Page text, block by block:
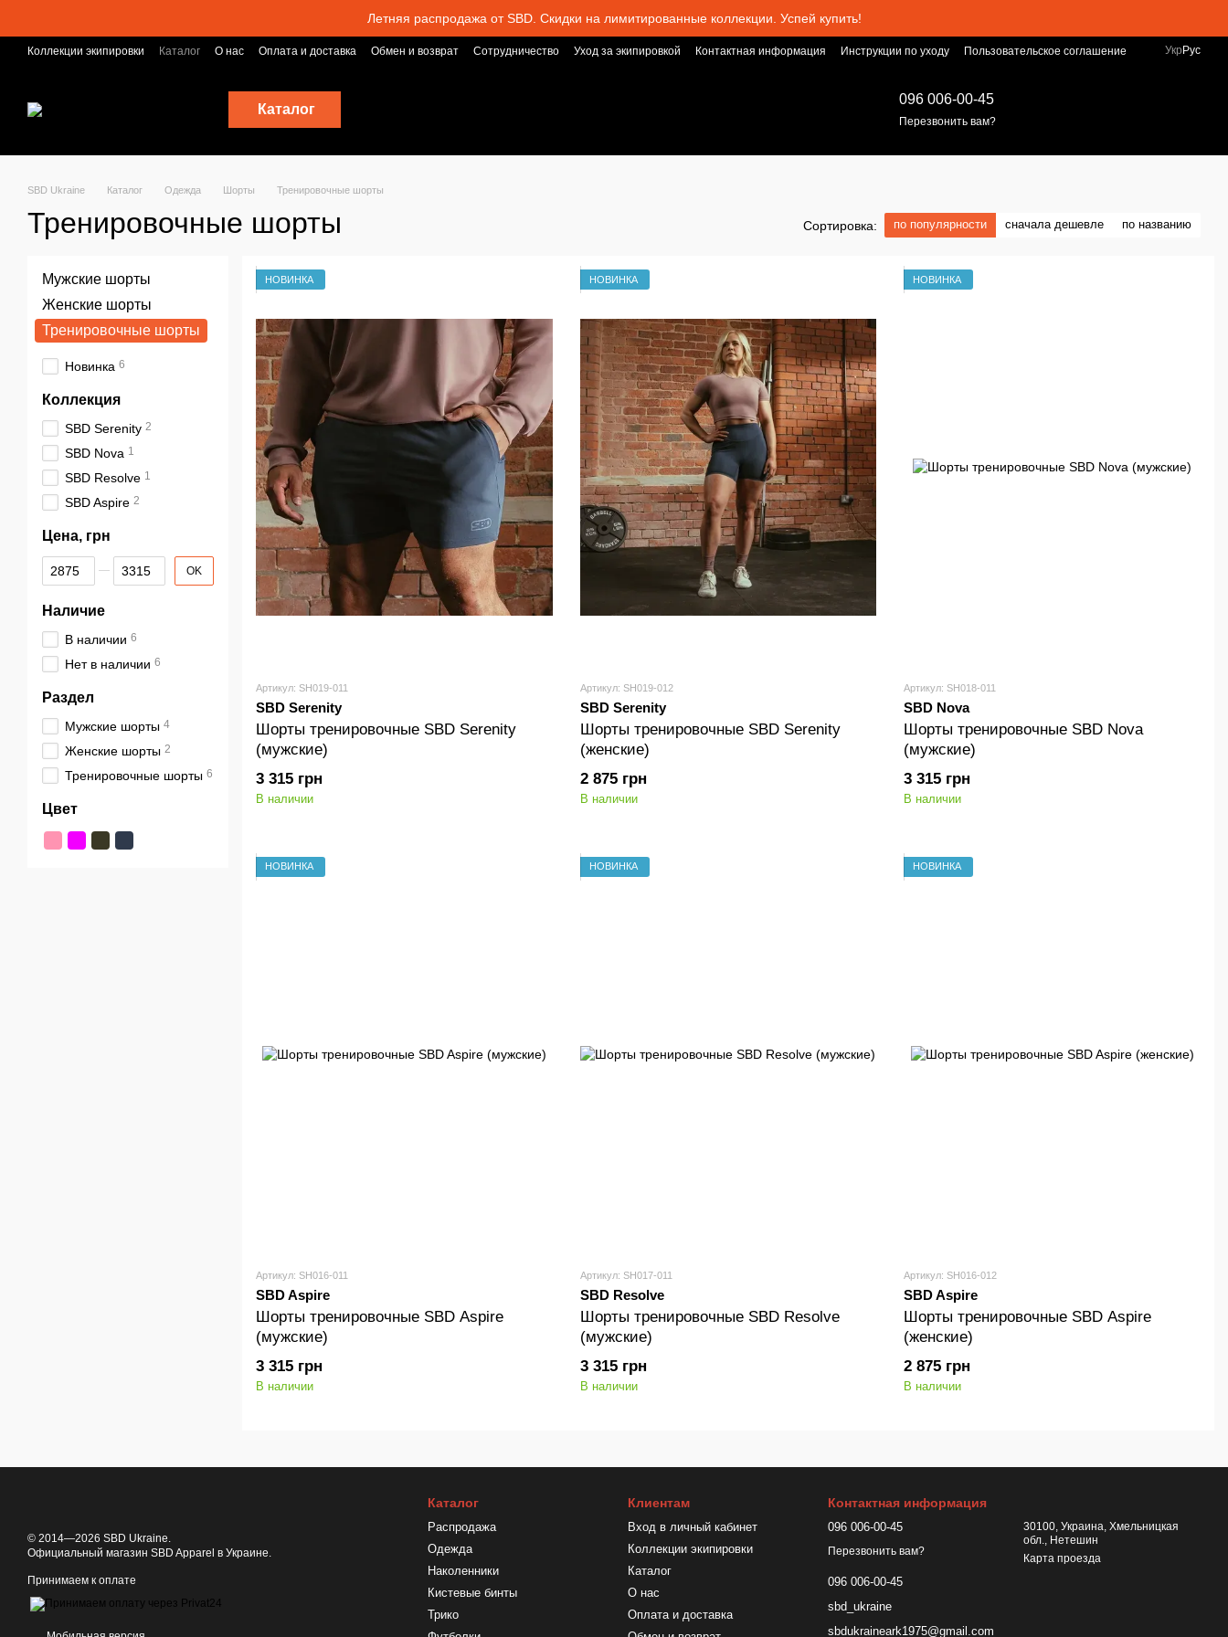
Летняя распродажа от SBD. Скидки на лимитированные коллекции. Успей купить!
Коллекции экипировки Каталог О нас Оплата и доставка Обмен и возврат Сотрудничество Уход за экипировкой Контактная информация Инструкции по уходу
Пользовательское соглашение
Укр Рус
Каталог
096 006-00-45
Перезвонить вам?
SBD Ukraine Каталог Одежда Шорты Тренировочные шорты
Тренировочные шорты Сортировка: по популярности сначала дешевле по названию
НОВИНКА
Артикул: SH019-011
SBD Serenity
Шорты тренировочные SBD Serenity
(мужские)
3 315 грн
В наличии
НОВИНКА
Артикул: SH019-012
SBD Serenity
Шорты тренировочные SBD Serenity
(женские)
2 875 грн
В наличии
НОВИНКА
Артикул: SH018-011
SBD Nova
Шорты тренировочные SBD Nova
(мужские)
3 315 грн
В наличии
НОВИНКА
Артикул: SH016-011
SBD Aspire
Шорты тренировочные SBD Aspire
(мужские)
3 315 грн
В наличии
НОВИНКА
Артикул: SH017-011
SBD Resolve
Шорты тренировочные SBD Resolve
(мужские)
3 315 грн
В наличии
НОВИНКА
Артикул: SH016-012
SBD Aspire
Шорты тренировочные SBD Aspire
(женские)
2 875 грн
В наличии
Мужские шорты
Женские шорты
Тренировочные шорты
Новинка 6
Коллекция
SBD Serenity 2
SBD Nova 1
SBD Resolve 1
SBD Aspire 2
Цена, грн
От Цена, грн
До Цена, грн OK
Наличие
В наличии 6
Нет в наличии 6
Раздел
Мужские шорты 4
Женские шорты 2
Тренировочные шорты 6
Цвет
© 2014—2026 SBD Ukraine.
Официальный магазин SBD Apparel в Украине.
Принимаем к оплате
Каталог
Распродажа
Одежда
Наколенники
Кистевые бинты
Трико
Клиентам
Вход в личный кабинет
Коллекции экипировки
Каталог
О нас
Оплата и доставка
Контактная информация
096 006-00-45
Перезвонить вам?
096 006-00-45
sbd_ukraine
sbdukraineark1975@gmail.com
30100, Украина, Хмельницкая
обл., Нетешин
Карта проезда